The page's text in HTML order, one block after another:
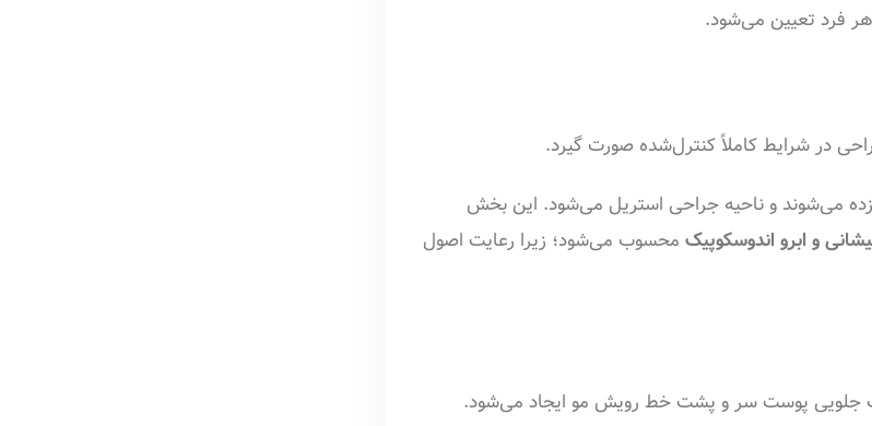
هر فرد تعیین می‌شود.
در شرایط کاملاً کنترل‌شده صورت گیرد.
می‌شوند و ناحیه جراحی استریل می‌شود. این بخش
و ابرو اندوسکوپیک محسوب می‌شود؛ زیرا رعایت اصول
پوست سر و پشت خط رویش مو ایجاد می‌شود.